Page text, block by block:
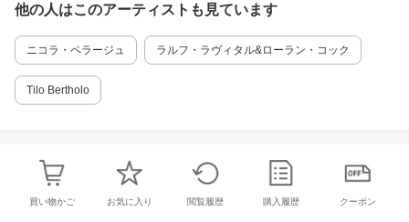
他の人はこのアーティスト も見ています
ニコラ・ペラージュ ラルフ・ラヴィタル&ローラン・コック
Tilo Bertholo
買い物かご お気に入り 閲覧履歴 購入履歴 クーポン